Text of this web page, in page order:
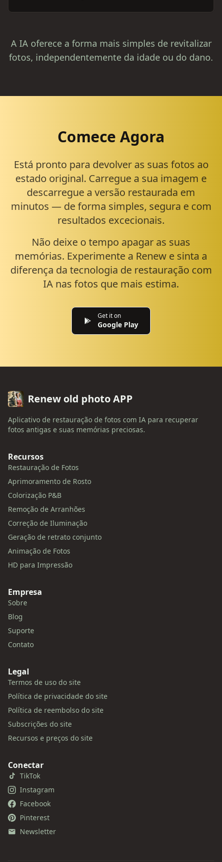
A IA oferece a forma mais simples de revitalizar
fotos, independentemente da idade ou do dano.
Comece Agora
Está pronto para devolver as suas fotos ao
estado original. Carregue a sua imagem e
descarregue a versão restaurada em
minutos — de forma simples, segura e com
resultados excecionais.
Não deixe o tempo apagar as suas
memórias. Experimente a Renew e sinta a
diferença da tecnologia de restauração com
IA nas fotos que mais estima.
Get it on
Google Play
Renew old photo APP
Aplicativo de restauração de fotos com IA para recuperar
fotos antigas e suas memórias preciosas.
Recursos
Restauração de Fotos
Aprimoramento de Rosto
Colorização P&B
Remoção de Arranhões
Correção de Iluminação
Geração de retrato conjunto
Animação de Fotos
HD para Impressão
Empresa
Sobre
Blog
Suporte
Contato
Legal
Termos de uso do site
Política de privacidade do site
Política de reembolso do site
Subscrições do site
Recursos e preços do site
Conectar
TikTok
Instagram
Facebook
Pinterest
Newsletter